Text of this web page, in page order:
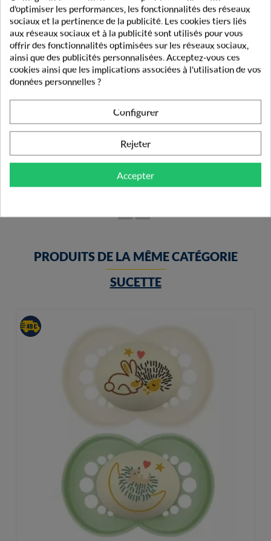
5,90 €
PRODUITS DE LA MÊME CATÉGORIE
SUCETTE
d'optimiser les performances, les fonctionnalités des réseaux
sociaux et la pertinence de la publicité. Les cookies tiers liés
aux réseaux sociaux et à la publicité sont utilisés pour vous
offrir des fonctionnalités optimisées sur les réseaux sociaux,
ainsi que des publicités personnalisées. Acceptez-vous ces
cookies ainsi que les implications associées à l'utilisation de vos
données personnelles ?
Configurer
Rejeter
Accepter